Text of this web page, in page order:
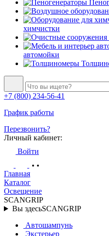
химчистки
автомойки
+7 (800) 234-56-41
График работы
Перезвонить?
Личный кабинет:
Войти
Главная
Каталог
Освещение
SCANGRIP
Вы здесьSCANGRIP
Автошампунь
Экстерьер